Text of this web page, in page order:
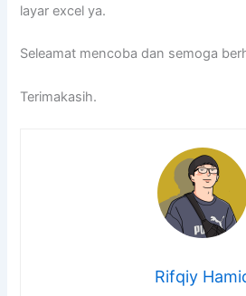
layar excel ya.
Seleamat mencoba dan semoga
Terimakasih.
Rifqiy